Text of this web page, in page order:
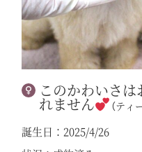
このかわいさ
れません （ティ
誕生日：2025/4/26